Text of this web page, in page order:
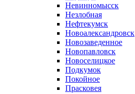
Невинномысск
Незлобная
Нефтекумск
Новоалександровск
Новозаведенное
Новопавловск
Новоселицкое
Подкумок
Покойное
Прасковея